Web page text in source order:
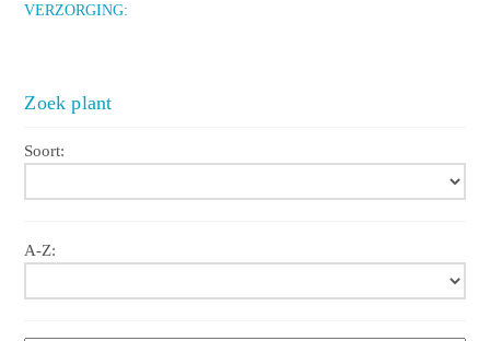
VERZORGING:
Zoek plant
Soort:
A-Z: